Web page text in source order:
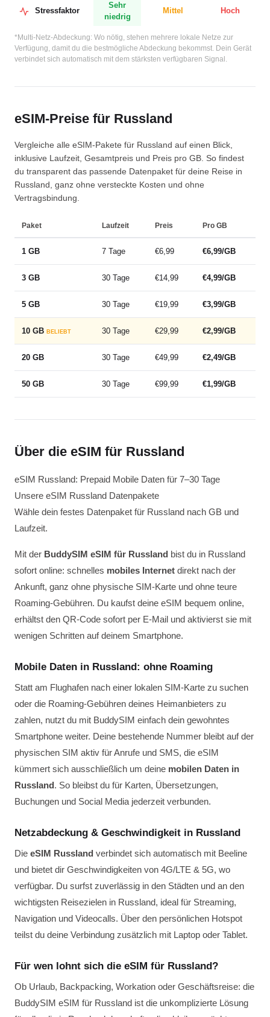
Stressfaktor
Sehr
niedrig
Mittel Hoch
*Multi-Netz-Abdeckung: Wo nötig, stehen mehrere lokale Netze zur
Verfügung, damit du die bestmögliche Abdeckung bekommst. Dein Gerät
verbindet sich automatisch mit dem stärksten verfügbaren Signal.
eSIM-Preise für Russland
Vergleiche alle eSIM-Pakete für Russland auf einen Blick,
inklusive Laufzeit, Gesamtpreis und Preis pro GB. So findest
du transparent das passende Datenpaket für deine Reise in
Russland, ganz ohne versteckte Kosten und ohne
Vertragsbindung.
Paket Laufzeit Preis Pro GB
1 GB 7 Tage €6,99 €6,99/GB
3 GB 30 Tage €14,99 €4,99/GB
5 GB 30 Tage €19,99 €3,99/GB
10 GB BELIEBT 30 Tage €29,99 €2,99/GB
20 GB 30 Tage €49,99 €2,49/GB
50 GB 30 Tage €99,99 €1,99/GB
Über die eSIM für Russland
eSIM Russland: Prepaid Mobile Daten für 7–30 Tage
Unsere eSIM Russland Datenpakete
Wähle dein festes Datenpaket für Russland nach GB und
Laufzeit.
Mit der BuddySIM eSIM für Russland bist du in Russland
sofort online: schnelles mobiles Internet direkt nach der
Ankunft, ganz ohne physische SIM-Karte und ohne teure
Roaming-Gebühren. Du kaufst deine eSIM bequem online,
erhältst den QR-Code sofort per E-Mail und aktivierst sie mit
wenigen Schritten auf deinem Smartphone.
Mobile Daten in Russland: ohne Roaming
Statt am Flughafen nach einer lokalen SIM-Karte zu suchen
oder die Roaming-Gebühren deines Heimanbieters zu
zahlen, nutzt du mit BuddySIM einfach dein gewohntes
Smartphone weiter. Deine bestehende Nummer bleibt auf der
physischen SIM aktiv für Anrufe und SMS, die eSIM
kümmert sich ausschließlich um deine mobilen Daten in
Russland. So bleibst du für Karten, Übersetzungen,
Buchungen und Social Media jederzeit verbunden.
Netzabdeckung & Geschwindigkeit in Russland
Die eSIM Russland verbindet sich automatisch mit Beeline
und bietet dir Geschwindigkeiten von 4G/LTE & 5G, wo
verfügbar. Du surfst zuverlässig in den Städten und an den
wichtigsten Reisezielen in Russland, ideal für Streaming,
Navigation und Videocalls. Über den persönlichen Hotspot
teilst du deine Verbindung zusätzlich mit Laptop oder Tablet.
Für wen lohnt sich die eSIM für Russland?
Ob Urlaub, Backpacking, Workation oder Geschäftsreise: die
BuddySIM eSIM für Russland ist die unkomplizierte Lösung